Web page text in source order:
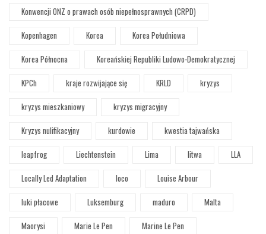
Konwencji ONZ o prawach osób niepełnosprawnych (CRPD)
Kopenhagen
Korea
Korea Południowa
Korea Północna
Koreańskiej Republiki Ludowo-Demokratycznej
KPCh
kraje rozwijające się KRLD
kryzys
kryzys mieszkaniowy
kryzys migracyjny
Kryzys nulifikacyjny
kurdowie
kwestia tajwańska
leapfrog
Liechtenstein Lima litwa
LLA
Locally Led Adaptation
loco
Louise Arbour
luki płacowe
Luksemburg maduro
Malta
Maorysi
Marie Le Pen
Marine Le Pen